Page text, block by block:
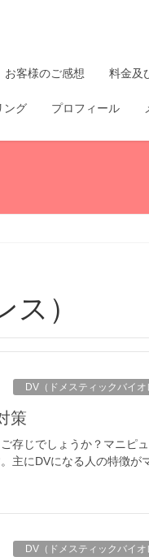
お客様のご感想 料金及
ング プロフィール
）
DV（ドメスティックバイオ
策
存じでしょうか？マニピ
主にDVになる人の特徴が
DV（ドメスティックバイオ